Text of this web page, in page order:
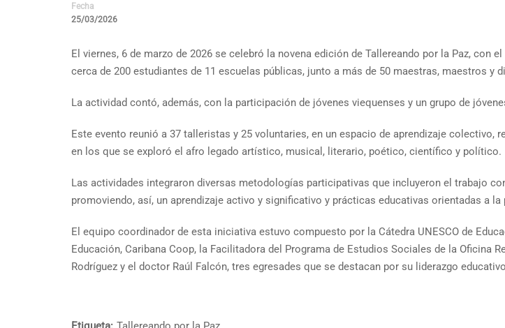
Fecha
25/03/2026
El viernes, 6 de marzo de 2026 se celebró la novena edición de Tallereando por la Paz, con
cerca de 200 estudiantes de 11 escuelas públicas, junto a más de 50 maestras, maestros y
La actividad contó, además, con la participación de jóvenes viequenses y un grupo de
Este evento reunió a 37 talleristas y 25 voluntaries, en un espacio de aprendizaje
en los que se exploró el afro legado artístico, musical, literario, poético, científico y político.
Las actividades integraron diversas metodologías participativas que incluyeron el trabajo
promoviendo, así, un aprendizaje activo y significativo y prácticas educativas orientadas a la
El equipo coordinador de esta iniciativa estuvo compuesto por la Cátedra UNESCO de
Educación, Caribana Coop, la Facilitadora del Programa de Estudios Sociales de la Oficina
Rodríguez y el doctor Raúl Falcón, tres egresades que se destacan por su liderazgo